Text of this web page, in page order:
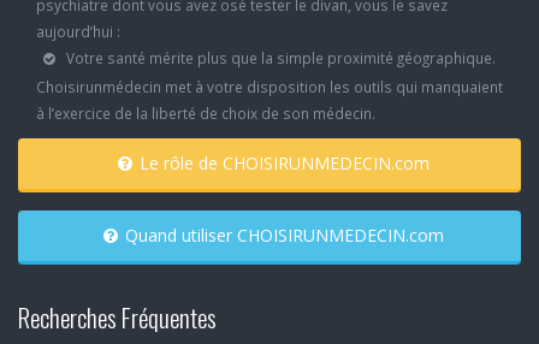
psychiatre dont vous avez osé tester le divan, vous le savez
aujourd’hui :
Votre santé mérite plus que la simple proximité géographique.
Choisirunmédecin met à votre disposition les outils qui manquaient
à l’exercice de la liberté de choix de son médecin.
Le rôle de CHOISIRUNMEDECIN.com
Quand utiliser CHOISIRUNMEDECIN.com
Recherches Fréquentes